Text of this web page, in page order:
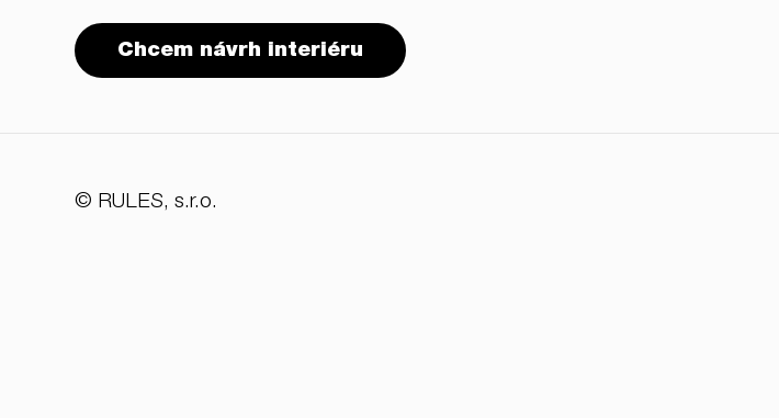
Chcem návrh interiéru
RULES, s.r.o., Klincová
37/B, 821 08
© RULES, s.r.o.